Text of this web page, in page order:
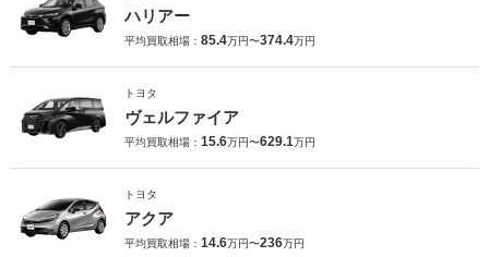
ハリアー
平均買取相場： 85.4万円〜374.4万円
トヨタ
ヴェルファイア
平均買取相場： 15.6万円〜629.1万円
トヨタ
アクア
平均買取相場： 14.6万円〜236万円